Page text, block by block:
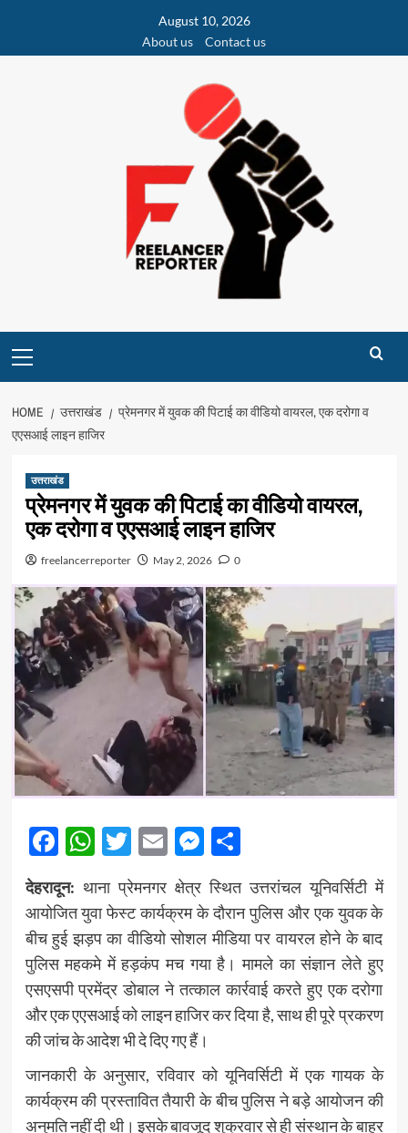
content
August 10, 2026
About us
Contact us
Menu
HOME उत्तराखंड
प्रेमनगर में युवक की पिटाई का वीडियो वायरल, एक दरोगा व
एएसआई लाइन हाजिर
उत्तराखंड
प्रेमनगर में युवक की पिटाई का वीडियो वायरल,
एक दरोगा व एएसआई लाइन हाजिर
freelancerreporter May 2, 2026 0
Facebook
WhatsApp
Twitter
EmailMessenger
Share
देहरादून: थाना प्रेमनगर क्षेत्र स्थित उत्तरांचल यूनिवर्सिटी में
आयोजित युवा फेस्ट कार्यक्रम के दौरान पुलिस और एक युवक के
बीच हुई झड़प का वीडियो सोशल मीडिया पर वायरल होने के बाद
पुलिस महकमे में हड़कंप मच गया है। मामले का संज्ञान लेते हुए
एसएसपी प्रमेंद्र डोबाल ने तत्काल कार्रवाई करते हुए एक दरोगा
और एक एएसआई को लाइन हाजिर कर दिया है, साथ ही पूरे प्रकरण
की जांच के आदेश भी दे दिए गए हैं।
जानकारी के अनुसार, रविवार को यूनिवर्सिटी में एक गायक के
कार्यक्रम की प्रस्तावित तैयारी के बीच पुलिस ने बड़े आयोजन की
अनुमति नहीं दी थी। इसके बावजूद शुक्रवार से ही संस्थान के बाहर